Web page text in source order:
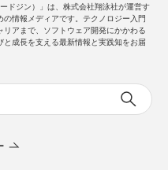
ドジン）」は、株式会社翔泳社が運営す
の情報メディアです。テクノロジー入門
リアまで、ソフトウェア開発にかかわる
と成長を支える最新情報と実践知をお届